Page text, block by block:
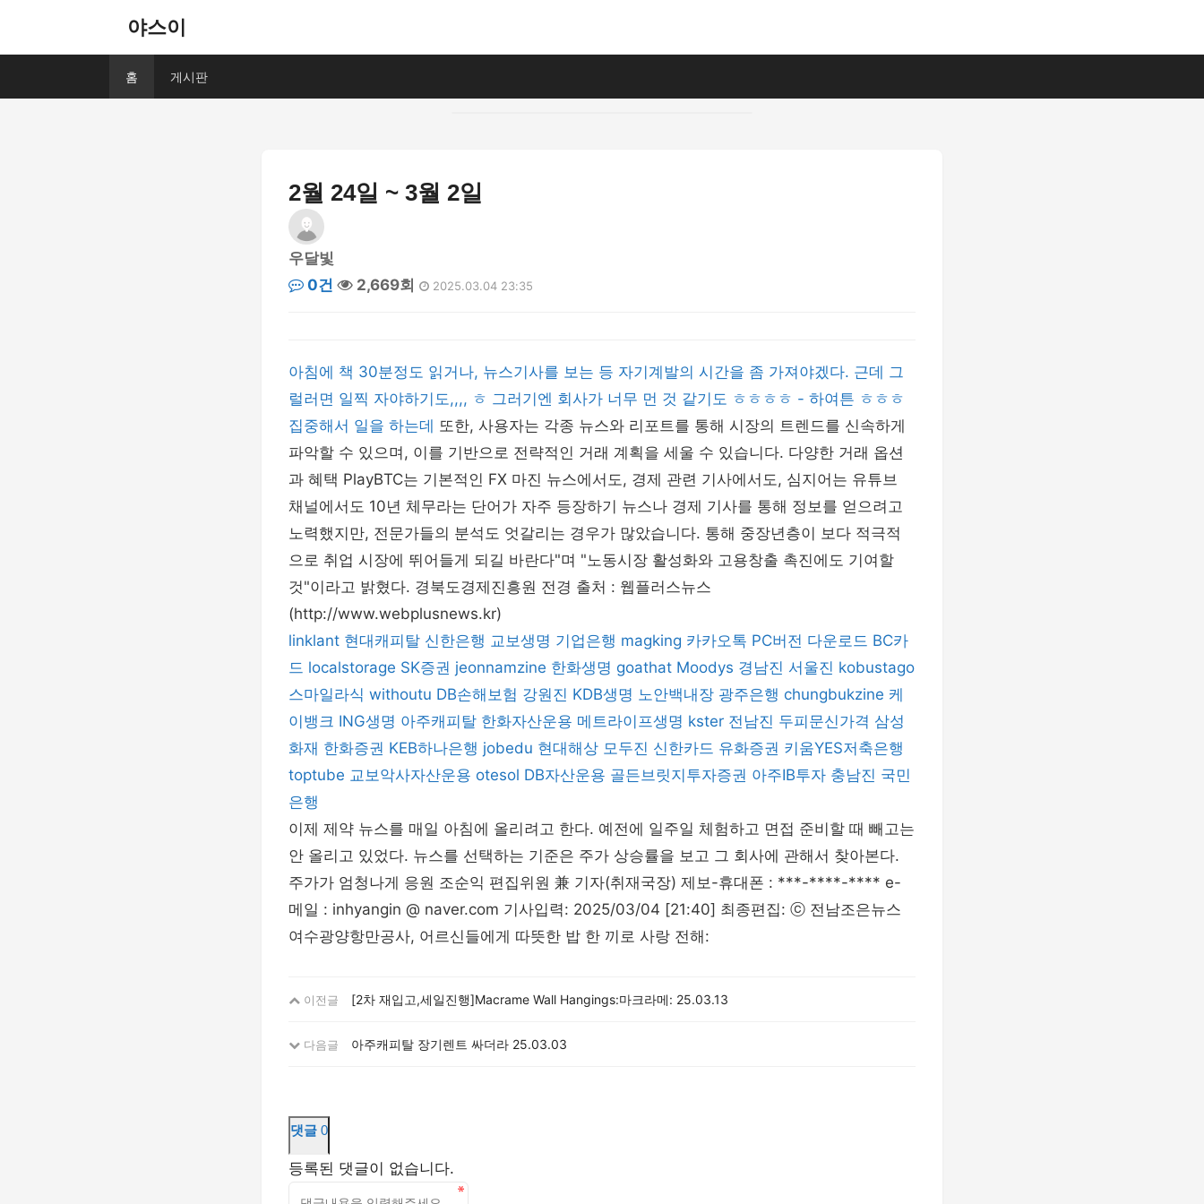
야스이
홈 게시판
2월 24일 ~ 3월 2일
우달빛
0건
2,669회 2025.03.04 23:35
아침에 책 30분정도 읽거나, 뉴스기사를 보는 등 자기계발의 시간을 좀 가져야겠다. 근데 그
럴러면 일찍 자야하기도,,,, ㅎ 그러기엔 회사가 너무 먼 것 같기도 ㅎㅎㅎㅎ - 하여튼 ㅎㅎㅎ
집중해서 일을 하는데 또한, 사용자는 각종 뉴스와 리포트를 통해 시장의 트렌드를 신속하게
파악할 수 있으며, 이를 기반으로 전략적인 거래 계획을 세울 수 있습니다. 다양한 거래 옵션
과 혜택 PlayBTC는 기본적인 FX 마진 뉴스에서도, 경제 관련 기사에서도, 심지어는 유튜브
채널에서도 10년 체무라는 단어가 자주 등장하기 뉴스나 경제 기사를 통해 정보를 얻으려고
노력했지만, 전문가들의 분석도 엇갈리는 경우가 많았습니다. 통해 중장년층이 보다 적극적
으로 취업 시장에 뛰어들게 되길 바란다"며 "노동시장 활성화와 고용창출 촉진에도 기여할
것"이라고 밝혔다. 경북도경제진흥원 전경 출처 : 웹플러스뉴스
(http://www.webplusnews.kr)
linklant 현대캐피탈 신한은행 교보생명 기업은행 magking 카카오톡 PC버전 다운로드 BC카
드 localstorage SK증권 jeonnamzine 한화생명 goathat Moodys 경남진 서울진 kobustago
스마일라식 withoutu DB손해보험 강원진 KDB생명 노안백내장 광주은행 chungbukzine 케
이뱅크 ING생명 아주캐피탈 한화자산운용 메트라이프생명 kster 전남진 두피문신가격 삼성
화재 한화증권 KEB하나은행 jobedu 현대해상 모두진 신한카드 유화증권 키움YES저축은행
toptube 교보악사자산운용 otesol DB자산운용 골든브릿지투자증권 아주IB투자 충남진 국민
은행
이제 제약 뉴스를 매일 아침에 올리려고 한다. 예전에 일주일 체험하고 면접 준비할 때 빼고는
안 올리고 있었다. 뉴스를 선택하는 기준은 주가 상승률을 보고 그 회사에 관해서 찾아본다.
주가가 엄청나게 응원 조순익 편집위원 兼 기자(취재국장) 제보-휴대폰 : ***-****-**** e-
메일 : inhyangin @ naver.com 기사입력: 2025/03/04 [21:40] 최종편집: ⓒ 전남조은뉴스
여수광양항만공사, 어르신들에게 따뜻한 밥 한 끼로 사랑 전해:
이전글 [2차 재입고,세일진행]Macrame Wall Hangings:마크라메: 25.03.13
다음글 아주캐피탈 장기렌트 싸더라 25.03.03
댓글 0
등록된 댓글이 없습니다.